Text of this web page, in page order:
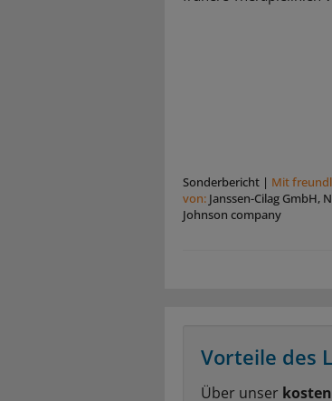
Sonderbericht | Mit
von: Janssen-Cilag GmbH,
Johnson company
Vorteile des
Über unser